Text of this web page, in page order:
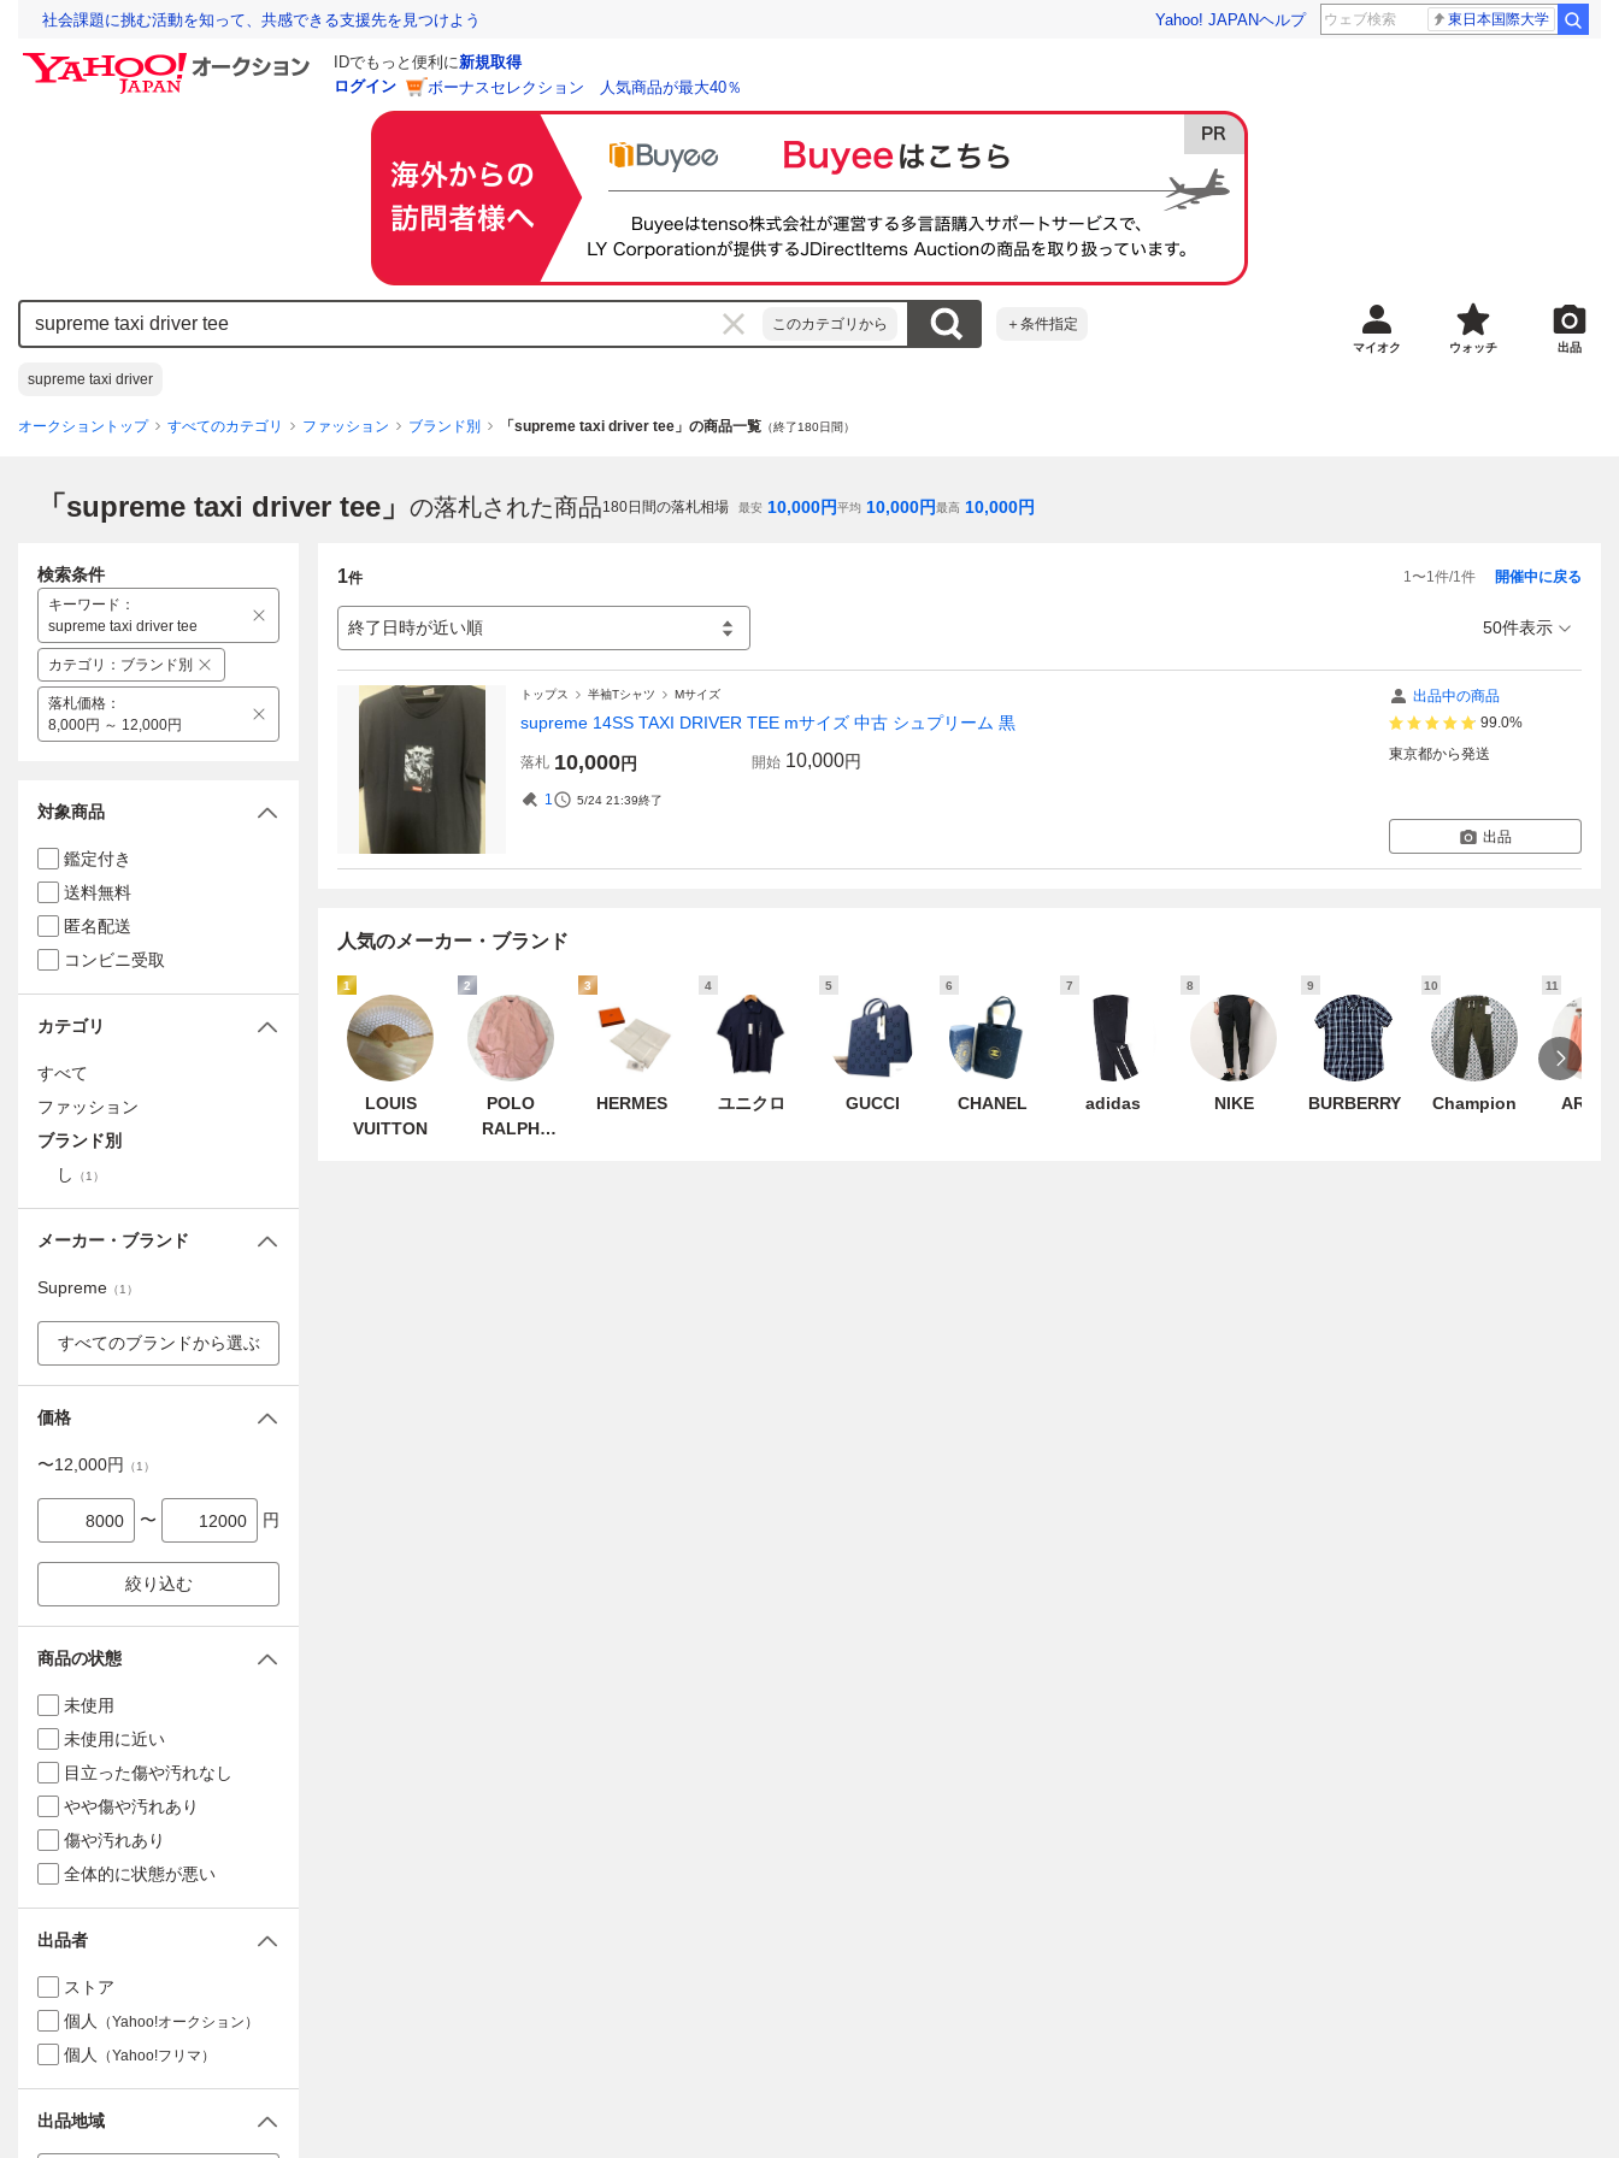
社会課題に挑む活動を知って、共感できる支援先を見つけよう Yahoo! JAPANヘルプ 東日本国際大学
IDでもっと便利に新規取得
ログイン
ボーナスセレクション 人気商品が最大40％
このカテゴリから ＋条件指定
supreme taxi driver
マイオク ウォッチ 出品
オークショントップ すべてのカテゴリ ファッション ブランド別 「supreme taxi driver tee」の商品一覧 （終了180日間）
「supreme taxi driver tee」 の落札された商品180日間の落札相場 最安 10,000円平均 10,000円最高 10,000円
1件 1〜1件/1件
終了日時が近い順
開催中に戻る
50件表示
トップス 半袖Tシャツ Mサイズ
supreme 14SS TAXI DRIVER TEE mサイズ 中古 シュプリーム 黒
落札 10,000円 開始 10,000円
1 5/24 21:39終了
出品中の商品
99.0%
東京都から発送
出品
人気のメーカー・ブランド
1
LOUIS
VUITTON
2
POLO
RALPH
3
HERMES
4
ユニクロ
5
GUCCI
6
CHANEL
7
adidas
8
NIKE
9
BURBERRY
10
Champion
11
検索条件
キーワード ：
supreme taxi driver tee
カテゴリ ： ブランド別
落札価格 ：
8,000円 ～ 12,000円
対象商品
鑑定付き
送料無料
匿名配送
コンビニ受取
カテゴリ
すべて
ファッション
ブランド別
し
（1 ）
メーカー・ブランド
Supreme （1 ）
すべてのブランドから選ぶ
価格
〜12,000円 （1 ）
〜 円
絞り込む
商品の状態
未使用
未使用に近い
目立った傷や汚れなし
やや傷や汚れあり
傷や汚れあり
全体的に状態が悪い
出品者
ストア
個人
（Yahoo!オークション）
個人 （Yahoo!フリマ）
出品地域